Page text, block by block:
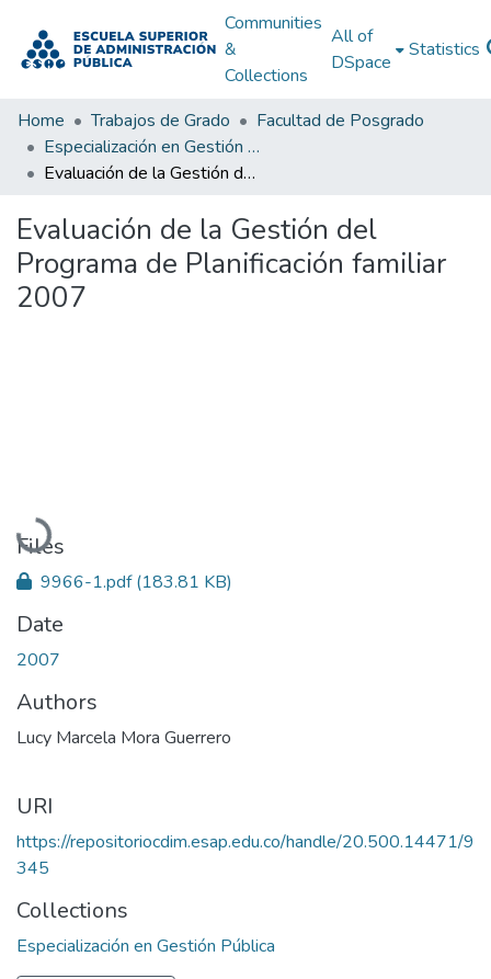
Communities
&
Collections
All of
DSpace
Statistics
Home Trabajos de Grado
Facultad de Posgrado
Especialización en Gestión Pública
Evaluación de la Gestión del Programa de Planificación familiar 2007
Evaluación de la Gestión del
Programa de Planificación familiar
2007
Loading...
Files
9966-1.pdf(183.81 KB)
Date
2007
Authors
Lucy Marcela Mora Guerrero
URI
https://repositoriocdim.esap.edu.co/handle/20.500.14471/9
345
Collections
Especialización en Gestión Pública